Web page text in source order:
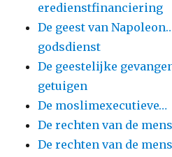
eredienstfinanciering
De geest van
godsdienst
De geestelijke
getuigen
De moslimexecutieve…
De rechten van de
De rechten van de